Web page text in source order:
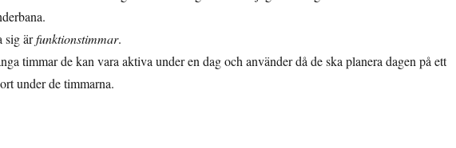
sig ärfunktionstimmar.
timmar de kan vara aktiva under en dag och använder då de ska planera dagen på ett
under de timmarna.